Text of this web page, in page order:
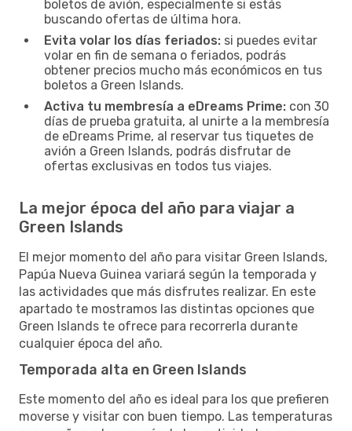
boletos de avión, especialmente si estás
buscando ofertas de última hora.
Evita volar los días feriados: si puedes evitar
volar en fin de semana o feriados, podrás
obtener precios mucho más económicos en tus
boletos a Green Islands.
Activa tu membresía a eDreams Prime: con 30
días de prueba gratuita, al unirte a la membresía
de eDreams Prime, al reservar tus tiquetes de
avión a Green Islands, podrás disfrutar de
ofertas exclusivas en todos tus viajes.
La mejor época del año para viajar a
Green Islands
El mejor momento del año para visitar Green Islands,
Papúa Nueva Guinea variará según la temporada y
las actividades que más disfrutes realizar. En este
apartado te mostramos las distintas opciones que
Green Islands te ofrece para recorrerla durante
cualquier época del año.
Temporada alta en Green Islands
Este momento del año es ideal para los que prefieren
moverse y visitar con buen tiempo. Las temperaturas